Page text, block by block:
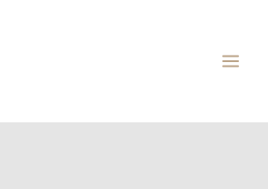
Menu